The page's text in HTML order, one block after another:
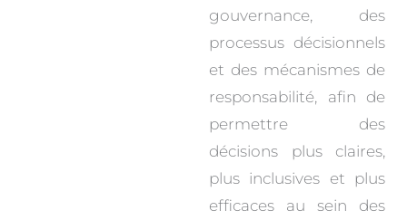
gouvernance, des
processus décisionnels
et des mécanismes de
responsabilité, afin de
permettre des
décisions plus claires,
plus inclusives et plus
efficaces au sein des